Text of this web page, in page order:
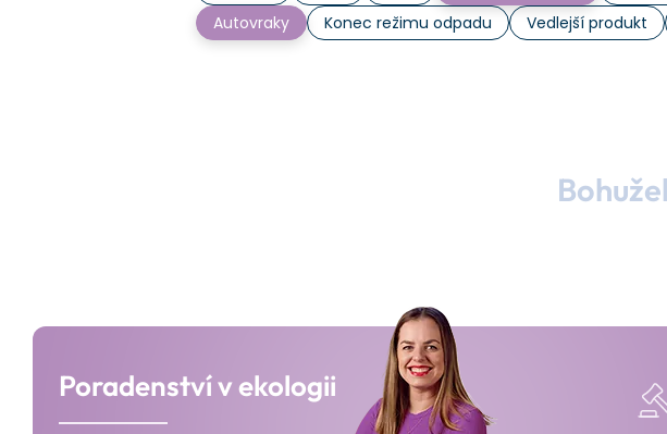
Autovraky
Konec režimu odpadu Vedlejší produkt
Poradenství v ekologii